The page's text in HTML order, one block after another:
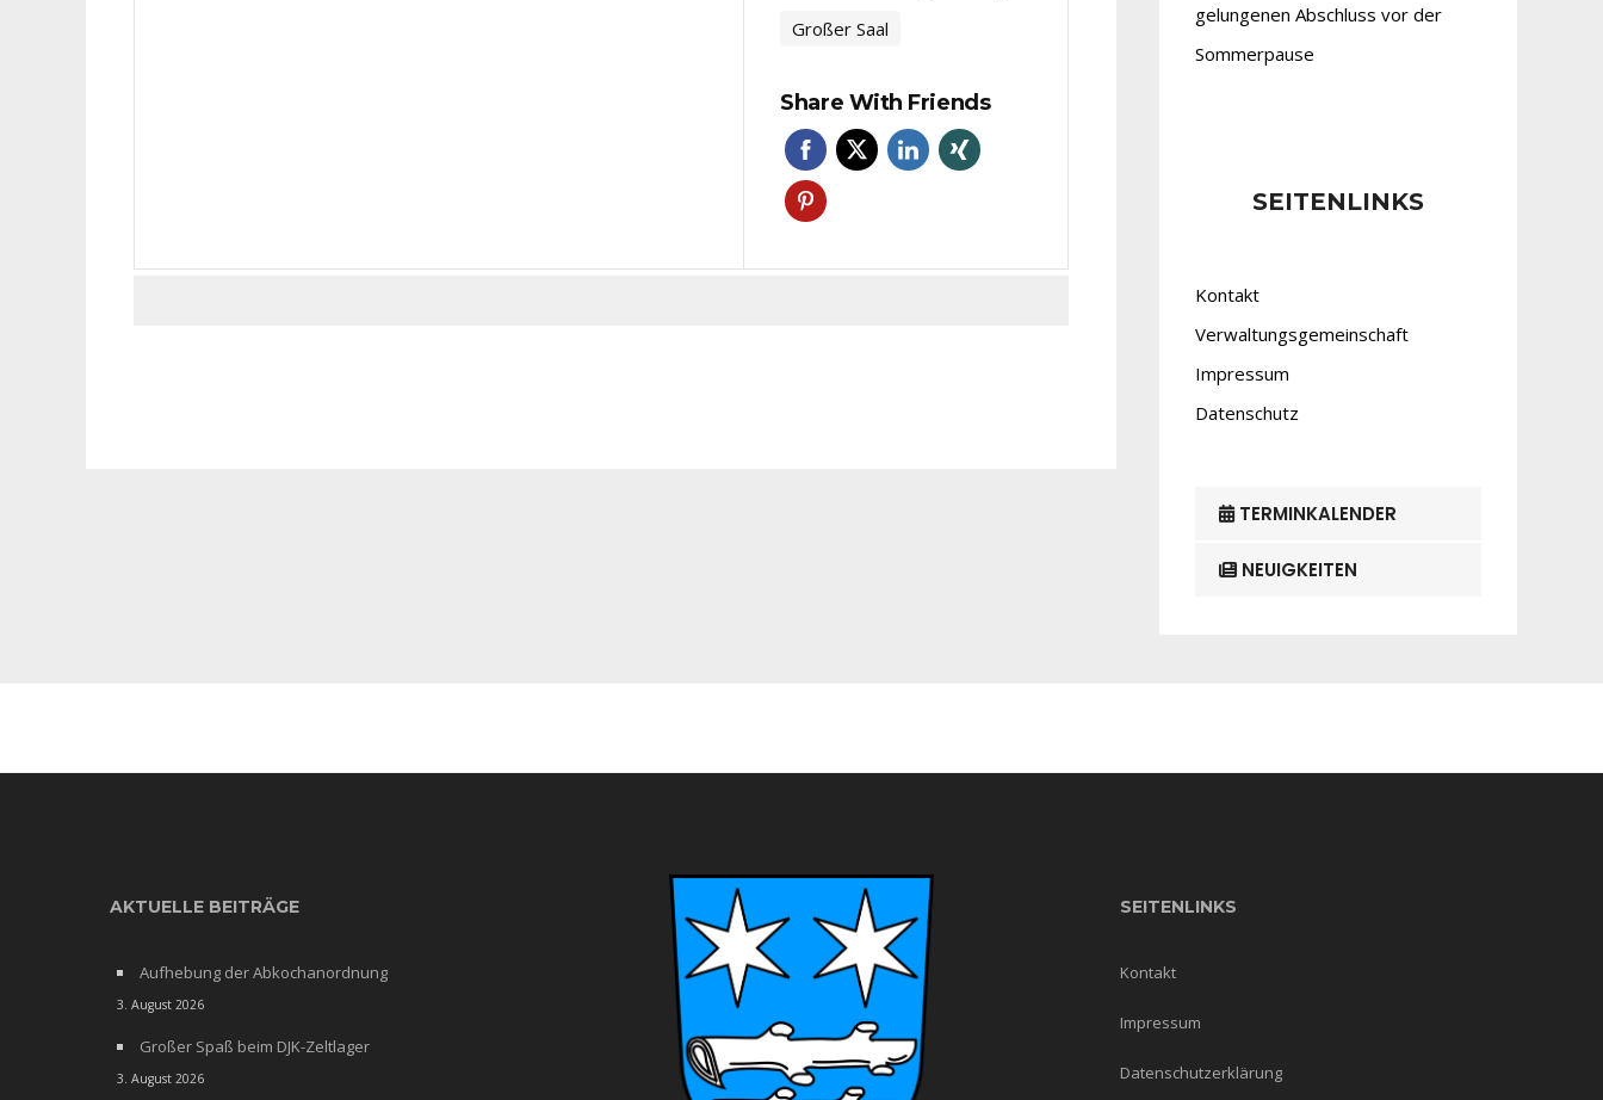
Großer Saal
Share With Friends
gelungenen Abschluss vor der
Sommerpause
SEITENLINKS
Kontakt
Verwaltungsgemeinschaft
Impressum
Datenschutz
TERMINKALENDER
NEUIGKEITEN
AKTUELLE BEITRÄGE
Aufhebung der Abkochanordnung
3. August 2026
Großer Spaß beim DJK-Zeltlager
3. August 2026
SEITENLINKS
Kontakt
Impressum
Datenschutzerklärung